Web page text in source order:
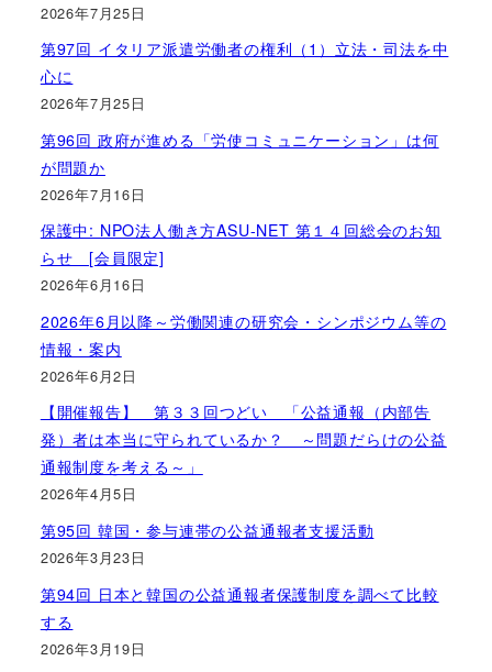
2026年7月25日
第97回 イタリア派遣労働者の権利（1）立法・司法を中
心に
2026年7月25日
第96回 政府が進める「労使コミュニケーション」は何
が問題か
2026年7月16日
保護中: NPO法人働き方ASU-NET 第１４回総会のお知
らせ [会員限定]
2026年6月16日
2026年6月以降～労働関連の研究会・シンポジウム等の
情報・案内
2026年6月2日
【開催報告】 第３３回つどい 「公益通報（内部告
発）者は本当に守られているか？ ～問題だらけの公益
通報制度を考える～」
2026年4月5日
第95回 韓国・参与連帯の公益通報者支援活動
2026年3月23日
第94回 日本と韓国の公益通報者保護制度を調べて比較
する
2026年3月19日